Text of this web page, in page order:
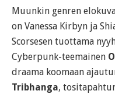
Muunkin genren
on Vanessa Kirbyn ja
Scorsesen tuottama
Cyberpunk-teemainen
draama koomaan
Tribhanga,